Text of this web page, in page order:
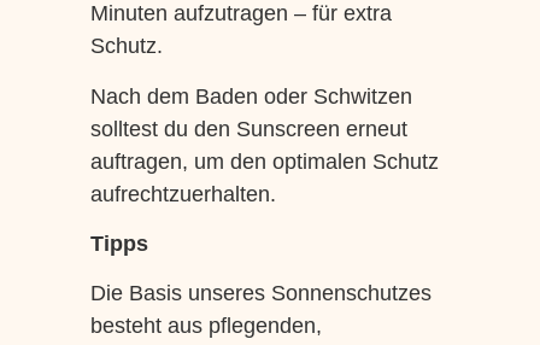
Minuten aufzutragen – für extra
Schutz.
Nach dem Baden oder Schwitzen
solltest du den Sunscreen erneut
auftragen, um den optimalen Schutz
aufrechtzuerhalten.
Tipps
Die Basis unseres Sonnenschutzes
besteht aus pflegenden,